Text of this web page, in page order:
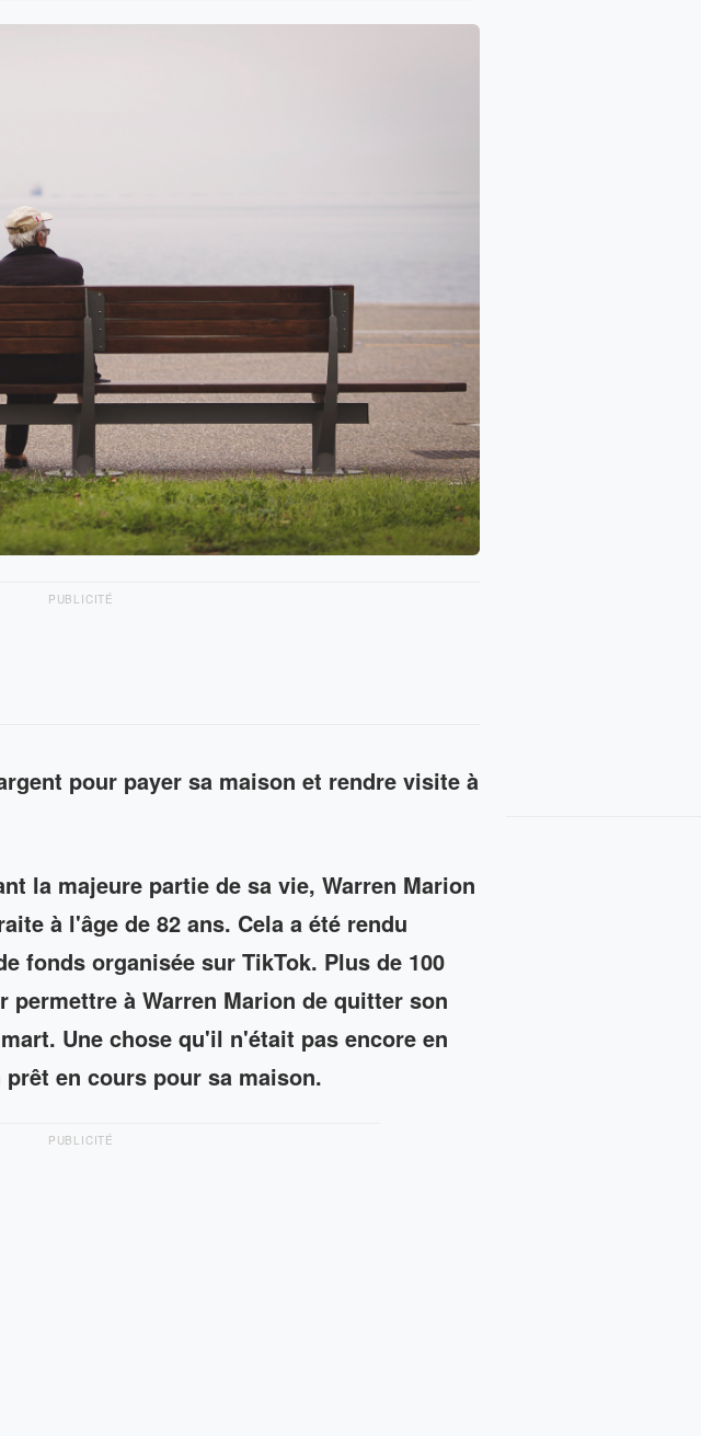
PUBLICITÉ
pour payer sa maison et rendre visite à
la majeure partie de sa vie, Warren Marion
à l'âge de 82 ans. Cela a été rendu
fonds organisée sur TikTok. Plus de 100
permettre à Warren Marion de quitter son
Une chose qu'il n'était pas encore en
en cours pour sa maison.
PUBLICITÉ